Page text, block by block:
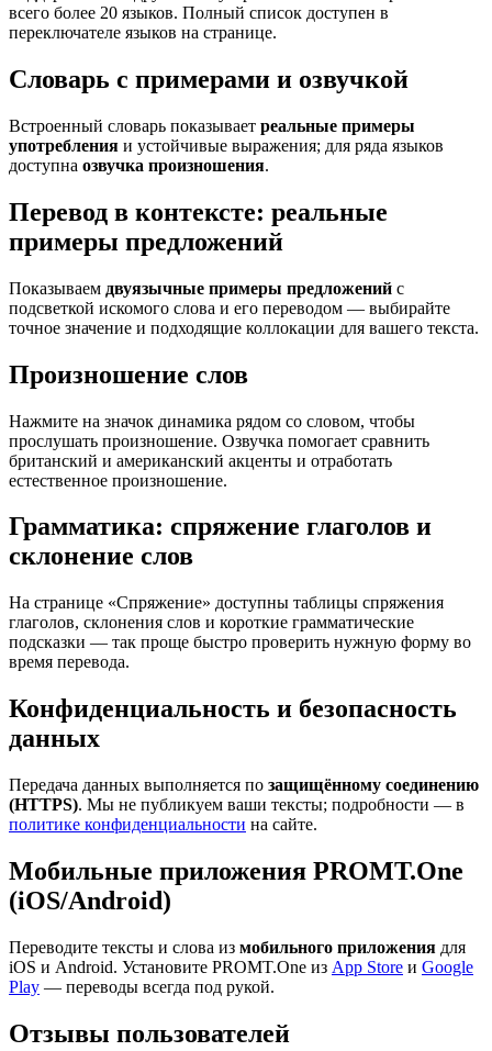
всего более 20 языков. Полный список доступен в
переключателе языков на странице.
Словарь с примерами и озвучкой
Встроенный словарь показывает реальные примеры
употребления и устойчивые выражения; для ряда языков
доступна озвучка произношения.
Перевод в контексте: реальные
примеры предложений
Показываем двуязычные примеры предложений с
подсветкой искомого слова и его переводом — выбирайте
точное значение и подходящие коллокации для вашего текста.
Произношение слов
Нажмите на значок динамика рядом со словом, чтобы
прослушать произношение. Озвучка помогает сравнить
британский и американский акценты и отработать
естественное произношение.
Грамматика: спряжение глаголов и
склонение слов
На странице «Спряжение» доступны таблицы спряжения
глаголов, склонения слов и короткие грамматические
подсказки — так проще быстро проверить нужную форму во
время перевода.
Конфиденциальность и безопасность
данных
Передача данных выполняется по защищённому соединению
(HTTPS). Мы не публикуем ваши тексты; подробности — в
политике конфиденциальности на сайте.
Мобильные приложения PROMT.One
(iOS/Android)
Переводите тексты и слова из мобильного приложения для
iOS и Android. Установите PROMT.One из App Store и Google
Play — переводы всегда под рукой.
Отзывы пользователей